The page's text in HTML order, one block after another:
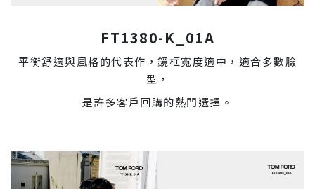
FT1380-K_01A
平衡舒適與風格的代表作，鏡框寬度適中，適合多數臉
型，
是許多客戶回購的熱門選擇。